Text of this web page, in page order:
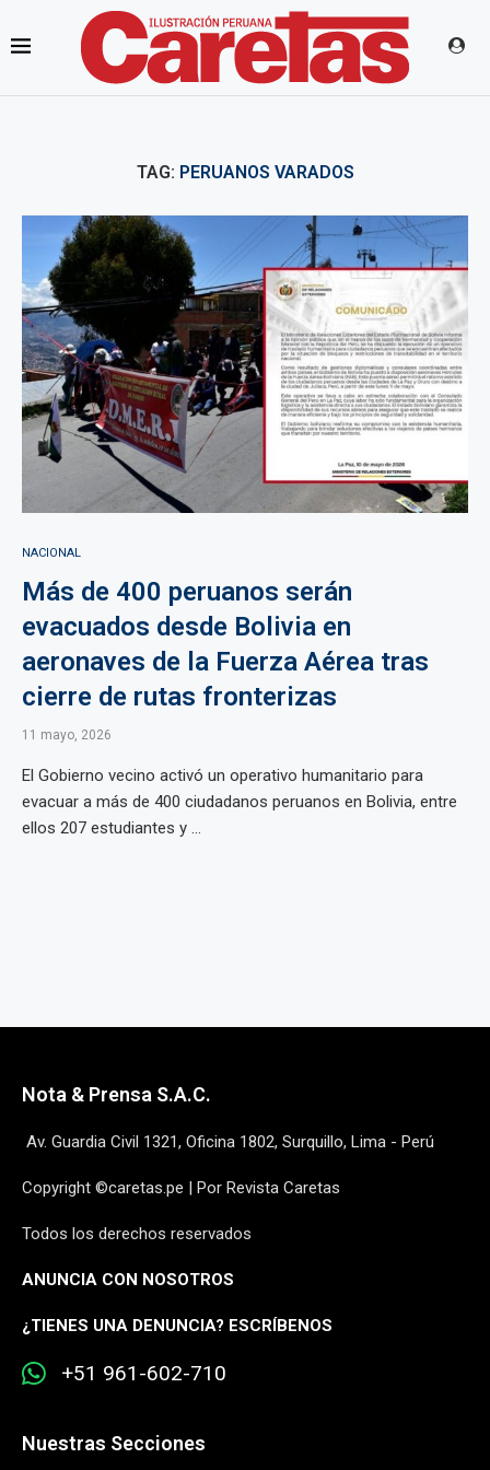
TAG: PERUANOS VARADOS
NACIONAL
Más de 400 peruanos serán
evacuados desde Bolivia en
aeronaves de la Fuerza Aérea tras
cierre de rutas fronterizas
11 mayo, 2026
El Gobierno vecino activó un operativo humanitario para
evacuar a más de 400 ciudadanos peruanos en Bolivia, entre
ellos 207 estudiantes y ...
Nota & Prensa S.A.C.
Av. Guardia Civil 1321, Oficina 1802, Surquillo, Lima - Perú
Copyright ©caretas.pe | Por Revista Caretas
Todos los derechos reservados
ANUNCIA CON NOSOTROS
¿TIENES UNA DENUNCIA? ESCRÍBENOS
+51 961-602-710
Nuestras Secciones